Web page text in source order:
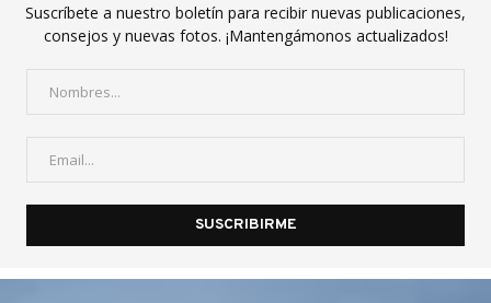
Suscríbete a nuestro boletín para recibir nuevas publicaciones,
consejos y nuevas fotos. ¡Mantengámonos actualizados!